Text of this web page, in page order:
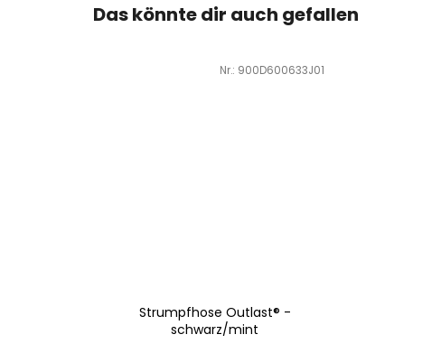
Das könnte dir auch gefallen
Strumpfhose Outlast® -
schwarz/mint
Art.-Nr.: 900D600633J01